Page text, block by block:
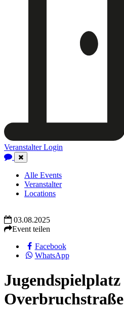
Veranstalter Login
Close
Navigation
Alle Events
Veranstalter
Locations
03.08.2025
Event teilen
Facebook
WhatsApp
Jugendspielplatz
Overbruchstraße